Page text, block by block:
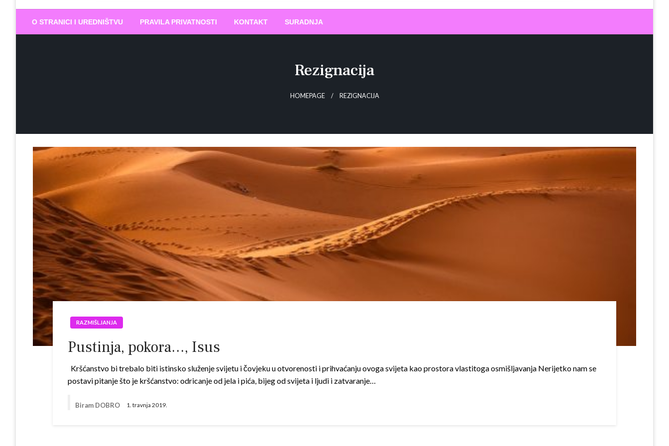
Biram DOBRO
O STRANICI I UREDNIŠTVU PRAVILA PRIVATNOSTI KONTAKT SURADNJA
Rezignacija
HOMEPAGE REZIGNACIJA
RAZMIŠLJANJA
Pustinja, pokora…, Isus
Kršćanstvo bi trebalo biti istinsko služenje svijetu i čovjeku u otvorenosti i prihvaćanju ovoga svijeta kao prostora vlastitoga osmišljavanja Nerijetko nam se
postavi pitanje što je kršćanstvo: odricanje od jela i pića, bijeg od svijeta i ljudi i zatvaranje…
Biram DOBRO 1. travnja 2019.